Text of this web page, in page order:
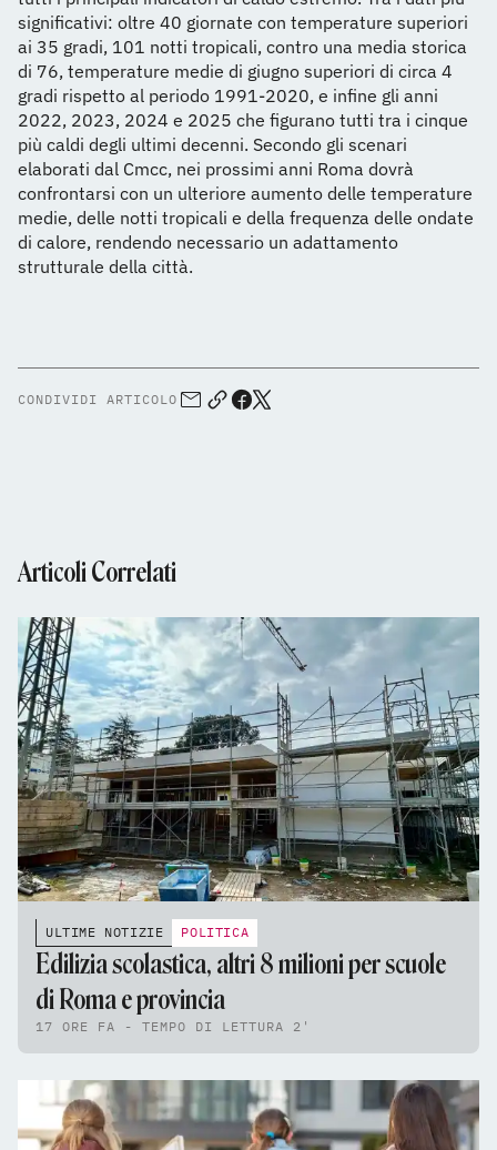
significativi: oltre 40 giornate con temperature superiori
ai 35 gradi, 101 notti tropicali, contro una media storica
di 76, temperature medie di giugno superiori di circa 4
gradi rispetto al periodo 1991-2020, e infine gli anni
2022, 2023, 2024 e 2025 che figurano tutti tra i cinque
più caldi degli ultimi decenni. Secondo gli scenari
elaborati dal Cmcc, nei prossimi anni Roma dovrà
confrontarsi con un ulteriore aumento delle temperature
medie, delle notti tropicali e della frequenza delle ondate
di calore, rendendo necessario un adattamento
strutturale della città.
CONDIVIDI ARTICOLO
Articoli Correlati
ULTIME NOTIZIE POLITICA
Edilizia scolastica, altri 8 milioni per scuole
di Roma e provincia
17 ORE FA - TEMPO DI LETTURA 2'